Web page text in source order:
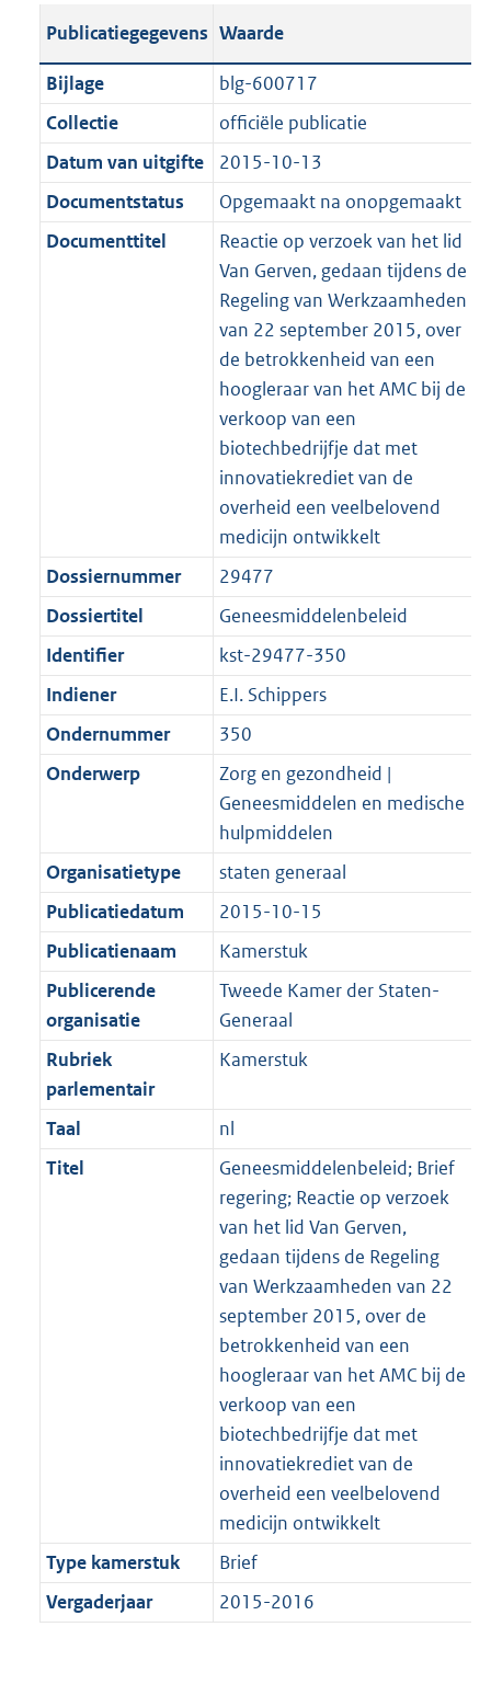
a
i
e
i
n
f
e
5
3
K
b
c
t
i
e
i
n
t
1
3
K
b
i
a
t
i
e
i
t
:
2
2
K
l
c
a
t
i
e
o
:
9
K
b
a
n
d
s
g
r
o
o
t
t
e
:
2
K
b
a
n
d
s
g
r
o
o
t
t
e
:
2
K
b
Publicatiegegevens Waarde
Bijlage
blg-600717
Collectie
officiële publicatie
Datum van uitgifte
2015-10-13
Documentstatus
Opgemaakt na onopgemaakt
Documenttitel
Reactie op verzoek van het lid
Van Gerven, gedaan tijdens de
Regeling van Werkzaamheden
van 22 september 2015, over
de betrokkenheid van een
hoogleraar van het AMC bij de
verkoop van een
biotechbedrijfje dat met
innovatiekrediet van de
overheid een veelbelovend
medicijn ontwikkelt
Dossiernummer
29477
Dossiertitel
Geneesmiddelenbeleid
Identifier
kst-29477-350
Indiener
E.I. Schippers
Ondernummer
350
Onderwerp
Zorg en gezondheid |
Geneesmiddelen en medische
hulpmiddelen
Organisatietype
staten generaal
Publicatiedatum
2015-10-15
Publicatienaam
Kamerstuk
Publicerende
organisatie
Tweede Kamer der Staten-
Generaal
Rubriek
parlementair
Kamerstuk
Taal
nl
Titel
Geneesmiddelenbeleid; Brief
regering; Reactie op verzoek
van het lid Van Gerven,
gedaan tijdens de Regeling
van Werkzaamheden van 22
september 2015, over de
betrokkenheid van een
hoogleraar van het AMC bij de
verkoop van een
biotechbedrijfje dat met
innovatiekrediet van de
overheid een veelbelovend
medicijn ontwikkelt
Type kamerstuk
Brief
Vergaderjaar
2015-2016